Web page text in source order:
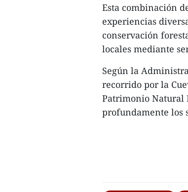
Esta combinación
experiencias
conservación
locales mediante
Según la
recorrido por la
Patrimonio Natural
profundamente los